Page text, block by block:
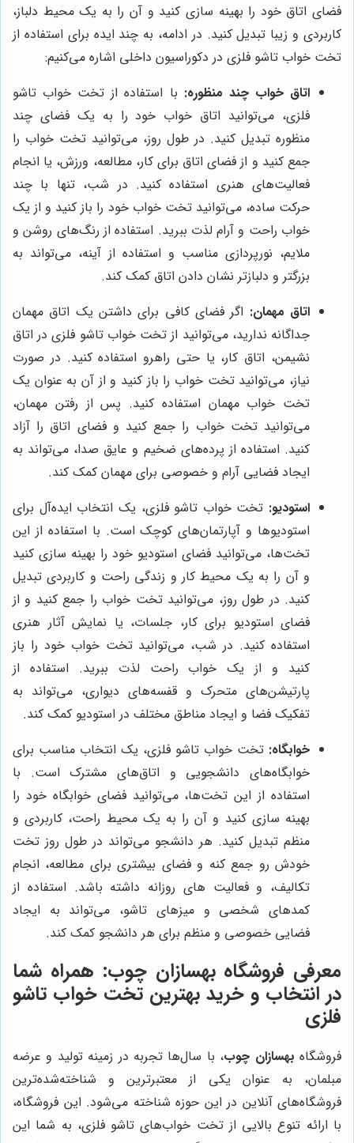
فضای اتاق خود را بهینه سازی کنید و آن را به یک محیط دلباز،
کاربردی و زیبا تبدیل کنید. در ادامه، به چند ایده برای استفاده از
تخت خواب تاشو فلزی در دکوراسیون داخلی اشاره می‌کنیم:
اتاق خواب چند منظوره: با استفاده از تخت خواب تاشو
فلزی، می‌توانید اتاق خواب خود را به یک فضای چند
منظوره تبدیل کنید. در طول روز، می‌توانید تخت خواب را
جمع کنید و از فضای اتاق برای کار، مطالعه، ورزش، یا انجام
فعالیت‌های هنری استفاده کنید. در شب، تنها با چند
حرکت ساده، می‌توانید تخت خواب خود را باز کنید و از یک
خواب راحت و آرام لذت ببرید. استفاده از رنگ‌های روشن و
ملایم، نورپردازی مناسب و استفاده از آینه، می‌تواند به
بزرگتر و دلبازتر نشان دادن اتاق کمک کند.
اتاق مهمان: اگر فضای کافی برای داشتن یک اتاق مهمان
جداگانه ندارید، می‌توانید از تخت خواب تاشو فلزی در اتاق
نشیمن، اتاق کار، یا حتی راهرو استفاده کنید. در صورت
نیاز، می‌توانید تخت خواب را باز کنید و از آن به عنوان یک
تخت خواب مهمان استفاده کنید. پس از رفتن مهمان،
می‌توانید تخت خواب را جمع کنید و فضای اتاق را آزاد
کنید. استفاده از پرده‌های ضخیم و عایق صدا، می‌تواند به
ایجاد فضایی آرام و خصوصی برای مهمان کمک کند.
استودیو: تخت خواب تاشو فلزی، یک انتخاب ایده‌آل برای
استودیوها و آپارتمان‌های کوچک است. با استفاده از این
تخت‌ها، می‌توانید فضای استودیو خود را بهینه سازی کنید
و آن را به یک محیط کار و زندگی راحت و کاربردی تبدیل
کنید. در طول روز، می‌توانید تخت خواب را جمع کنید و از
فضای استودیو برای کار، جلسات، یا نمایش آثار هنری
استفاده کنید. در شب، می‌توانید تخت خواب خود را باز
کنید و از یک خواب راحت لذت ببرید. استفاده از
پارتیشن‌های متحرک و قفسه‌های دیواری، می‌تواند به
تفکیک فضا و ایجاد مناطق مختلف در استودیو کمک کند.
خوابگاه: تخت خواب تاشو فلزی، یک انتخاب مناسب برای
خوابگاه‌های دانشجویی و اتاق‌های مشترک است. با
استفاده از این تخت‌ها، می‌توانید فضای خوابگاه خود را
بهینه سازی کنید و آن را به یک محیط راحت، کاربردی و
منظم تبدیل کنید. هر دانشجو می‌تواند در طول روز تخت
خودش رو جمع کنه و فضای بیشتری برای مطالعه، انجام
تکالیف، و فعالیت های روزانه داشته باشد. استفاده از
کمدهای شخصی و میزهای تاشو، می‌تواند به ایجاد
فضایی خصوصی و منظم برای هر دانشجو کمک کند.
معرفی فروشگاهبهسازان چوب: همراه شما
در انتخاب و خرید بهترین تخت خواب تاشو
فلزی
فروشگاه بهسازان چوب، با سال‌ها تجربه در زمینه تولید و عرضه
مبلمان، به عنوان یکی از معتبرترین و شناخته‌شده‌ترین
فروشگاه‌های آنلاین در این حوزه شناخته می‌شود. این فروشگاه،
با ارائه تنوع بالایی از تخت خواب‌های تاشو فلزی، به شما این